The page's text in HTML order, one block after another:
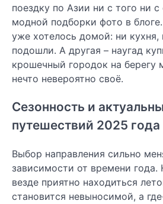
поездку по Азии ни с того ни с
модной подборки фото в
уже хотелось домой: ни кухня,
подошли. А другая – наугад
крошечный городок на берегу
нечто невероятно своё.
Сезонность и
путешествий 2025 года
Выбор направления сильно
зависимости от времени года.
везде приятно находиться
становится невыносимой, а